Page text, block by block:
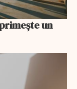
un